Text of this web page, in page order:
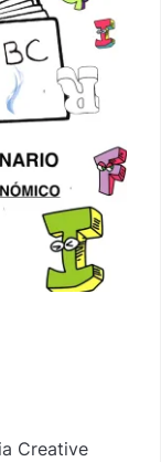
Creative